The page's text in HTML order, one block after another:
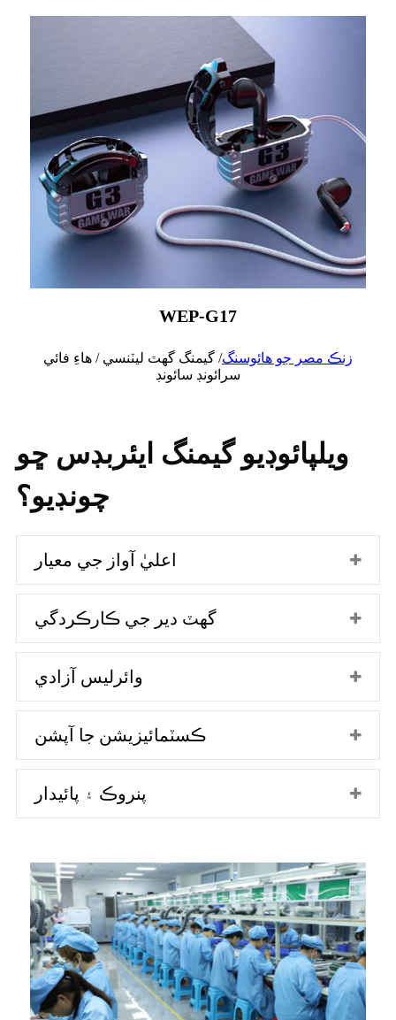
WEP-G17
زنڪ مصر جو هائوسنگ/ گيمنگ گهٽ ليٽنسي / هاءِ فائي
سرائونڊ سائونڊ
ويلپائوڊيو گيمنگ ايئربڊس ڇو
چونڊيو؟
اعليٰ آواز جي معيار
گھٽ دير جي ڪارڪردگي
وائرليس آزادي
ڪسٽمائيزيشن جا آپشن
پنروڪ ۽ پائيدار